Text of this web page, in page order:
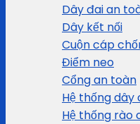
Dây đai an
Dây kết nối
Cuộn cáp
Điểm neo
Cổng an toàn
Hệ thống dây
Hệ thống rào